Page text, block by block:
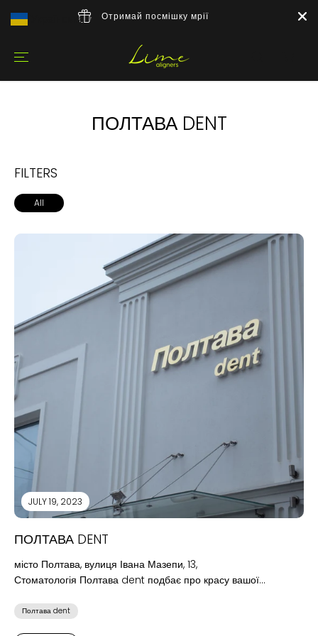
Отримай посмішку мрії
ПОЛТАВА DENT
FILTERS
All
JULY 19, 2023
ПОЛТАВА DENT
місто Полтава, вулиця Івана Мазепи, 13,
Стоматологія Полтава dent подбає про красу вашої
фахівців з основних напрямків...
Полтава dent
Українська ▼